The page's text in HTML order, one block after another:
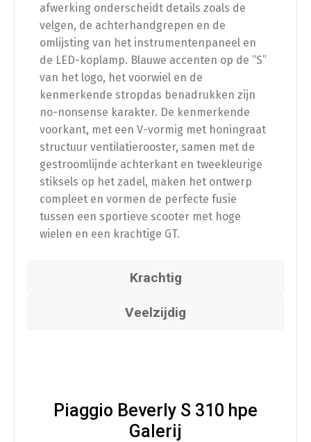
afwerking onderscheidt details zoals de
velgen, de achterhandgrepen en de
omlijsting van het instrumentenpaneel en
de LED-koplamp. Blauwe accenten op de “S”
van het logo, het voorwiel en de
kenmerkende stropdas benadrukken zijn
no-nonsense karakter. De kenmerkende
voorkant, met een V-vormig met honingraat
structuur ventilatierooster, samen met de
gestroomlijnde achterkant en tweekleurige
stiksels op het zadel, maken het ontwerp
compleet en vormen de perfecte fusie
tussen een sportieve scooter met hoge
wielen en een krachtige GT.
Krachtig
Veelzijdig
Piaggio Beverly S 310 hpe
Galerij